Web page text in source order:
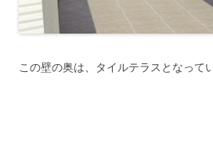
この壁の奥は、タイルテラスとなって